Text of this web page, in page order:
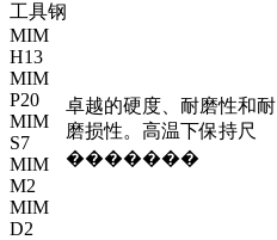
工具钢
MIM
H13
卓越的硬度、耐磨性和耐
磨损性。高温下保持尺
�������
MIM
P20
MIM
S7
MIM
M2
MIM
D2